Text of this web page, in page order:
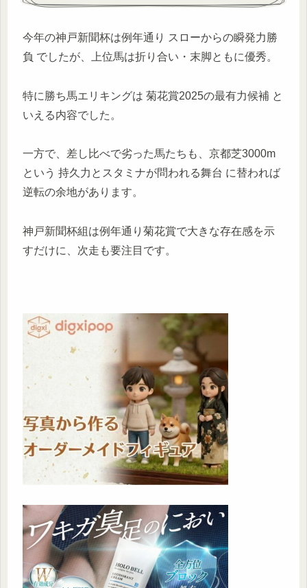
今年の神戸新聞杯は例年通り スローからの瞬発力勝
負 でしたが、上位馬は折り合い・末脚ともに優秀。
特に勝ち馬エリキングは 菊花賞2025の最有力候補 と
いえる内容でした。
一方で、差し比べで劣った馬たちも、京都芝3000m
という 持久力とスタミナが問われる舞台 に替われば
逆転の余地があります。
神戸新聞杯組は例年通り菊花賞で大きな存在感を示
すだけに、次走も要注目です。